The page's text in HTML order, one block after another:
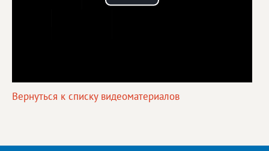
Play
Вернуться к списку видеоматериалов